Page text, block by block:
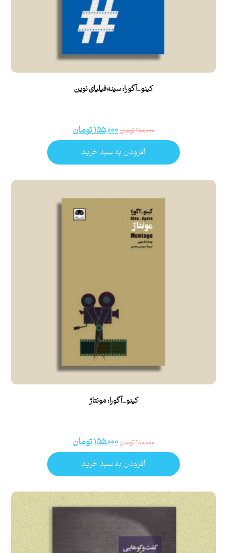
کینو_آگورا: سینه‌فیلیای نوین
۱۸۰,۰۰۰تومان۱۵۵,۰۰۰تومان
افزودن به سبد خرید
کینو_آگورا: مونتاژ
۱۸۰,۰۰۰تومان۱۵۵,۰۰۰تومان
افزودن به سبد خرید